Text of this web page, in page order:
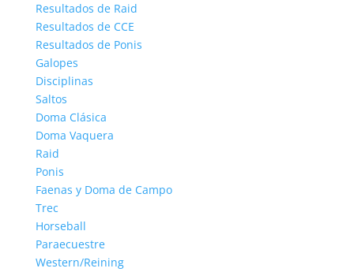
Resultados de Raid
Resultados de CCE
Resultados de Ponis
Galopes
Disciplinas
Saltos
Doma Clásica
Doma Vaquera
Raid
Ponis
Faenas y Doma de Campo
Trec
Horseball
Paraecuestre
Western/Reining